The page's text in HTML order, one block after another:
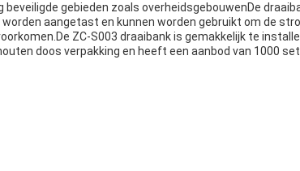
gebieden zoals overheidsgebouwenDe
aangetast en kunnen worden gebruikt om de
ZC-S003 draaibank is gemakkelijk te
doos verpakking en heeft een aanbod van 1000